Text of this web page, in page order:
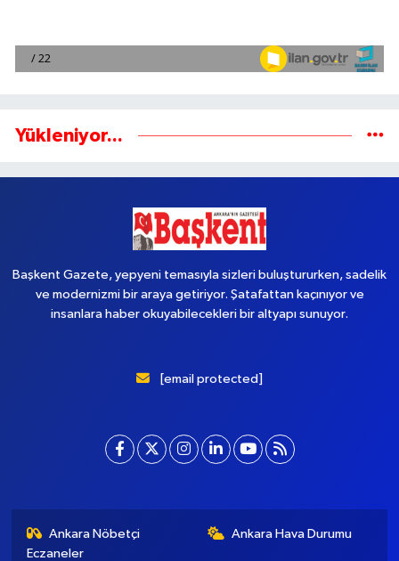
Yükleniyor...
Başkent Gazete, yepyeni temasıyla sizleri buluştururken, sadelik
ve modernizmi bir araya getiriyor. Şatafattan kaçınıyor ve
insanlara haber okuyabilecekleri bir altyapı sunuyor.
[email protected]
Ankara Nöbetçi
Eczaneler
Ankara Hava Durumu